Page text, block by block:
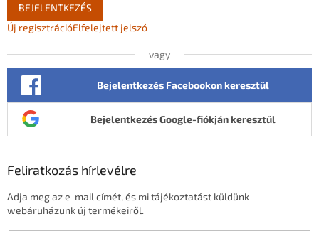
BEJELENTKEZÉS
Új regisztrációElfelejtett jelszó
vagy
Bejelentkezés Facebookon keresztül
Bejelentkezés Google-fiókján keresztül
Feliratkozás hírlevélre
Adja meg az e-mail címét, és mi tájékoztatást küldünk
webáruházunk új termékeiről.